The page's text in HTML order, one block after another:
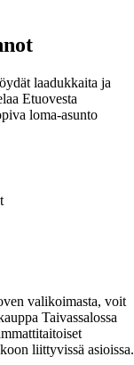
laadukkaita ja
Etuovesta
loma-asunto
valikoimasta, voit
Taivassalossa
liittyvissä asioissa.